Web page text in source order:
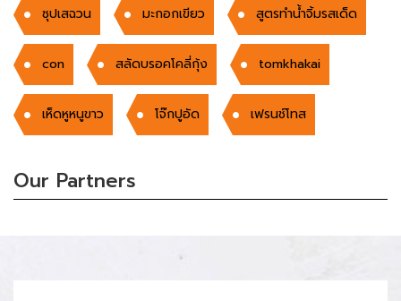
ซุปเสฉวน มะกอกเขียว สูตรทำน้ำจิ้มรสเด็ด
con สลัดบรอคโคลี่กุ้ง tomkhakai
เห็ดหูหนูขาว โจ๊กปูอัด เฟรนช์โทส
Our Partners